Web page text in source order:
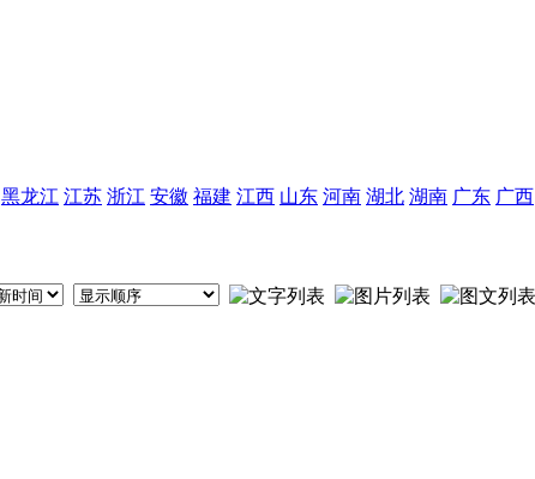
黑龙江 江苏 浙江 安徽 福建 江西 山东 河南 湖北 湖南 广东 广西